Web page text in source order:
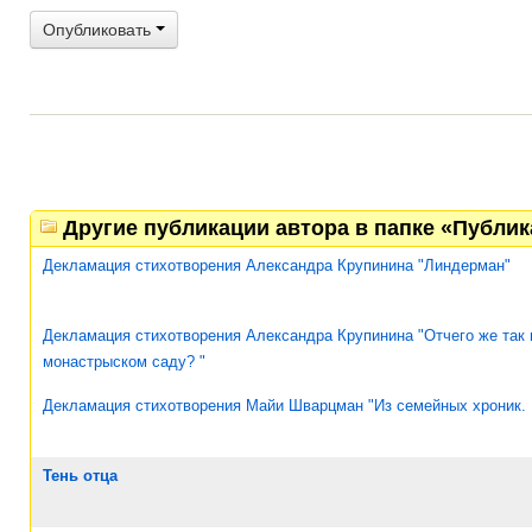
Опубликовать
Другие публикации автора в папке
Декламация стихотворения Александра Крупинина "Линдерман"
Декламация стихотворения Александра Крупинина "Отчего же так
монастрыском саду? "
Декламация стихотворения Майи Шварцман "Из семейных
Тень отца